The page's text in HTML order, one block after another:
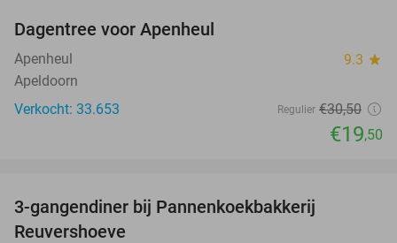
Dagentree voor Apenheul
Apenheul 9.3 star
Apeldoorn
Verkocht: 33.653
Regulier €30,50
€19,50
3-gangendiner bij Pannenkoekbakkerij
Reuvershoeve